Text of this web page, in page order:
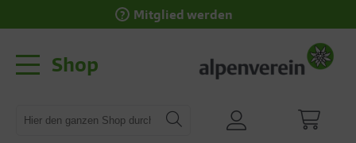
Mitglied werden
Shop